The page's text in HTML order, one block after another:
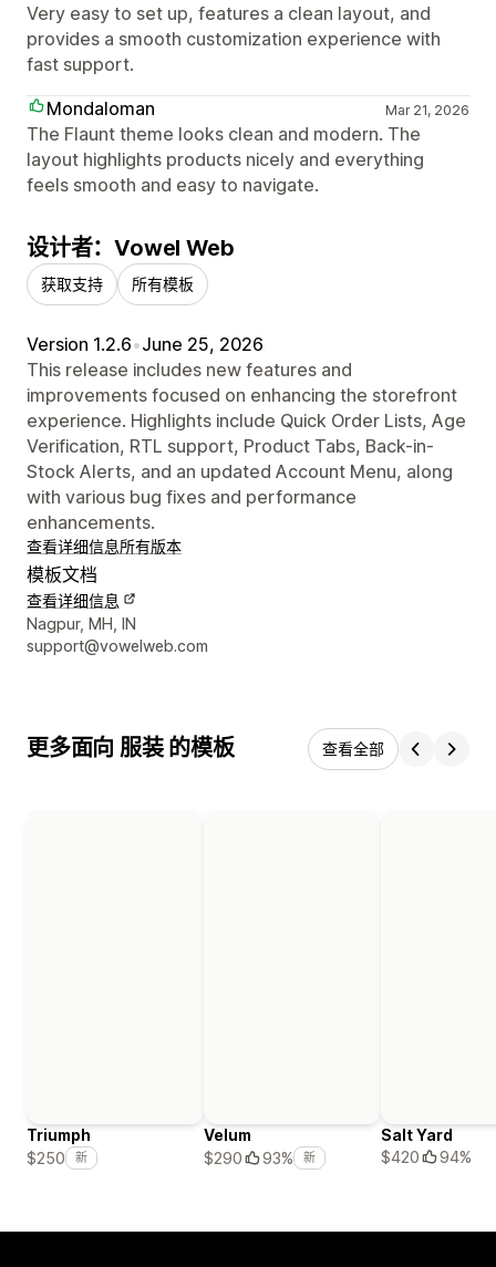
Very easy to set up, features a clean layout, and
provides a smooth customization experience with
fast support.
Mondaloman
Mar 21, 2026
The Flaunt theme looks clean and modern. The
layout highlights products nicely and everything
feels smooth and easy to navigate.
设计者：Vowel Web
获取支持 所有模板
Version 1.2.6•June 25, 2026
This release includes new features and
improvements focused on enhancing the storefront
experience. Highlights include Quick Order Lists, Age
Verification, RTL support, Product Tabs, Back-in-
Stock Alerts, and an updated Account Menu, along
with various bug fixes and performance
enhancements.
查看详细信息所有版本
模板文档
查看详细信息
设计师联系方式
Nagpur, MH, IN
support@vowelweb.com
更多面向 服装 的模板 查看全部
Triumph
$250
新
Velum
$290
93% 新
Salt Yard
$420
94%